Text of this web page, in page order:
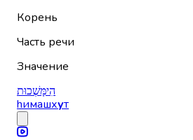
Корень
Часть речи
Значение
הִימָּשְׁכוּת
hимашхут